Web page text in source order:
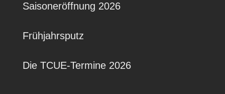
Saisoneröffnung 2026
Frühjahrsputz
Die TCUE-Termine 2026